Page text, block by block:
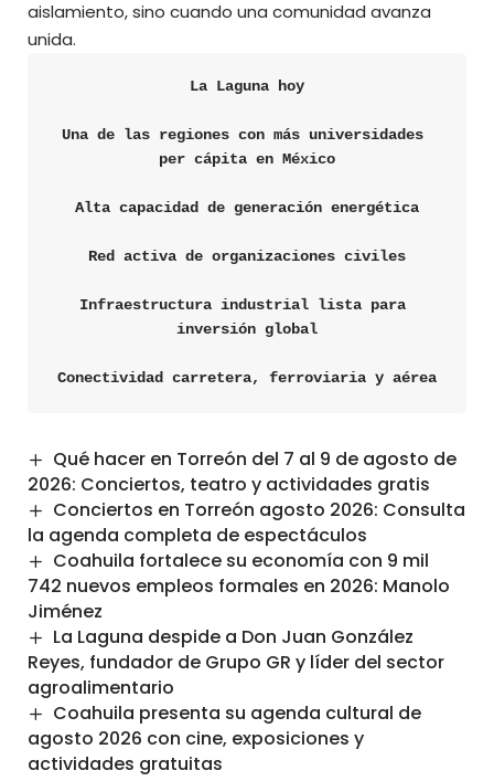
aislamiento, sino cuando una comunidad avanza
unida.
La Laguna hoy
Una de las regiones con más universidades
per cápita en México
Alta capacidad de generación energética
Red activa de organizaciones civiles
Infraestructura industrial lista para
inversión global
Conectividad carretera, ferroviaria y aérea
Qué hacer en Torreón del 7 al 9 de agosto de
2026: Conciertos, teatro y actividades gratis
Conciertos en Torreón agosto 2026: Consulta
la agenda completa de espectáculos
Coahuila fortalece su economía con 9 mil
742 nuevos empleos formales en 2026: Manolo
Jiménez
La Laguna despide a Don Juan González
Reyes, fundador de Grupo GR y líder del sector
agroalimentario
Coahuila presenta su agenda cultural de
agosto 2026 con cine, exposiciones y
actividades gratuitas